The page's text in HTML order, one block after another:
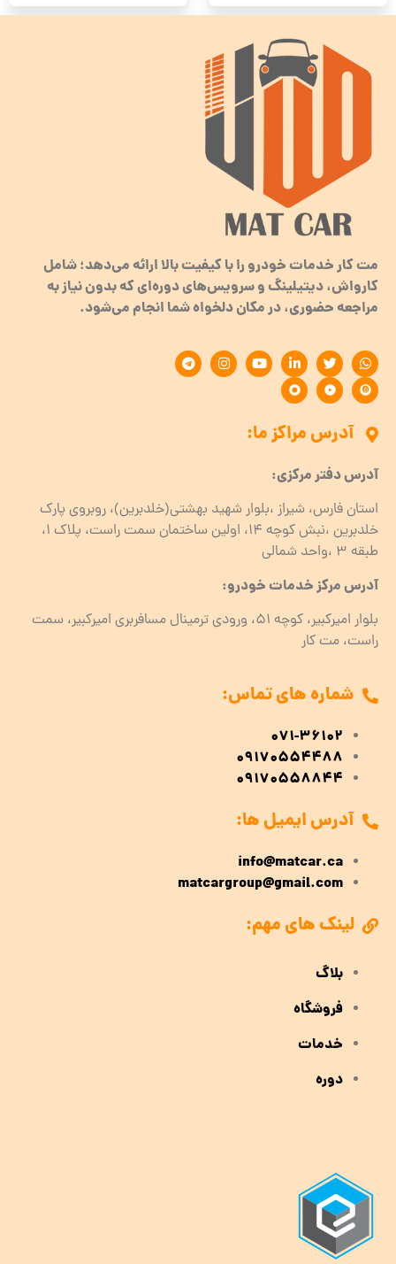
مت کار خدمات خودرو را با کیفیت بالا ارائه می‌دهد؛ شامل
کارواش، دیتیلینگ و سرویس‌های دوره‌ای که بدون نیاز به
مراجعه حضوری، در مکان دلخواه شما انجام می‌شود.
آدرس مراکز ما:
آدرس دفتر مرکزی:
استان فارس، شیراز ،بلوار شهید بهشتی(خلدبرین)، روبروی پارک
خلدبرین ،نبش کوچه ۱۴، اولین ساختمان سمت راست، پلاک 1،
طبقه ۳ ،واحد شمالی
آدرس مرکز خدمات خودرو:
بلوار امیرکبیر، کوچه 51، ورودی ترمینال مسافربری امیرکبیر، سمت
راست، مت کار
شماره های تماس:
071-36102
09170554488
09170558844
آدرس ایمیل ها:
info@matcar.ca
matcargroup@gmail.com
لینک های مهم:
بلاگ
فروشگاه
خدمات
دوره